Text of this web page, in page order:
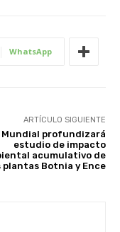
WhatsApp
ARTÍCULO SIGUIENTE
Mundial profundizará
estudio de impacto
acumulativo de
plantas Botnia y Ence